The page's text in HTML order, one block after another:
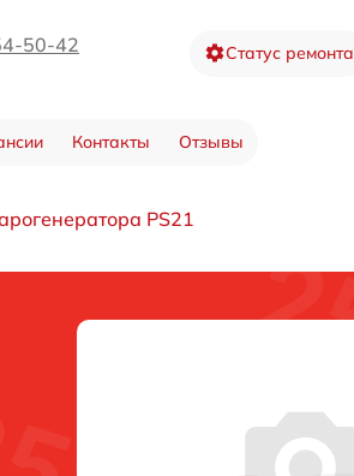
50-42 Статус ремонта
Контакты Отзывы
PS21